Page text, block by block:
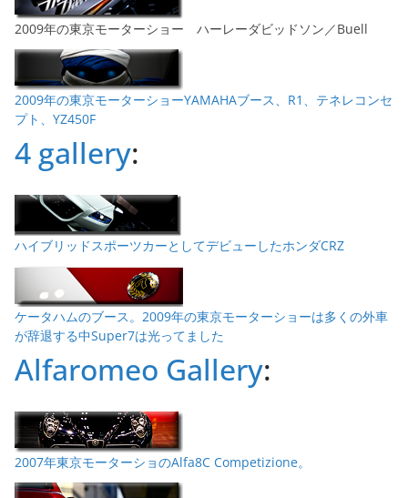
2009年の東京モーターショー ハーレーダビッドソン／Buell
2009年の東京モーターショーYAMAHAブース、R1、テネレコンセ
プト、YZ450F
4 gallery:
ハイブリッドスポーツカーとしてデビューしたホンダCRZ
ケータハムのブース。2009年の東京モーターショーは多くの外車
が辞退する中Super7は光ってました
Alfaromeo Gallery:
2007年東京モーターショのAlfa8C Competizione。